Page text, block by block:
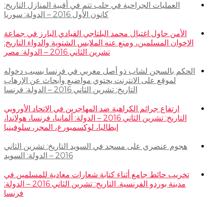
العمليات الجراحية في حلب تتم في أقبية المنازل التاريخ:
كانون الأول 2016 – الدولة: سوريا
الأمن حاول اغتيال محمد البلتاجي القيادي البارز في جماعة
الإخوان المسلمين، ومنع عنه الملابس الشتوية والدواء التاريخ:
تشرين الثاني 2016 – الدولة: مصر
الحكم بالسجن لشاب ذو أصل مغربي في فرنسا بسبب دخوله
لموقع على الانترنت يحتوي مواضيع وأبحاث عن الإرهاب
التاريخ: تشرين الثاني 2016 – الدولة: فرنسا
ارتفاع جرائم الكراهية ضد المهاجرين في الاتحاد الأوروبي
التاريخ: تشرين الثاني 2016 – الدولة: ألمانيا، فرنسا، هولاندا،
إيطاليا، لوكسمبورغ، المجر، سلوفينيا
هجوم عنصري على مسجد في السويد التاريخ: تشرين الثاني
2016 – الدولة: السويد
تخريب حائط جامع أثناء كتابة شعارات معادية للمسلمين في
مدينة بوردو الفرنسية. التاريخ: تشرين الثاني 2016 – الدولة:
فرنسا